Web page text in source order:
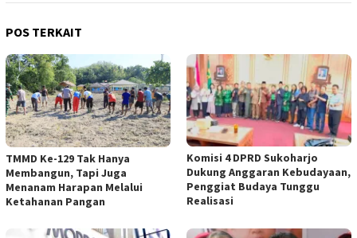
POS TERKAIT
TMMD Ke-129 Tak Hanya
Membangun, Tapi Juga
Menanam Harapan Melalui
Ketahanan Pangan
Komisi 4 DPRD Sukoharjo
Dukung Anggaran Kebudayaan,
Penggiat Budaya Tunggu
Realisasi